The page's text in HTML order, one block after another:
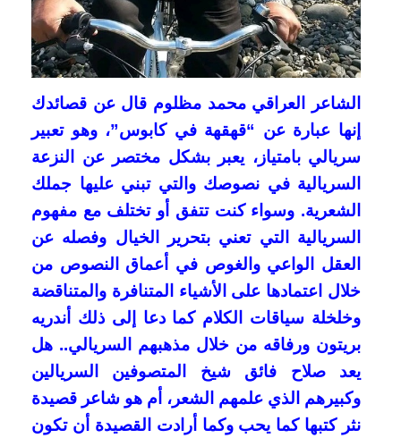
الشاعر العراقي محمد مظلوم قال عن قصائدك
إنها عبارة عن “قهقهة في كابوس”، وهو تعبير
سريالي بامتياز، يعبر بشكل مختصر عن النزعة
السريالية في نصوصك والتي تبني عليها جملك
الشعرية. وسواء كنت تتفق أو تختلف مع مفهوم
السريالية التي تعني بتحرير الخيال وفصله عن
العقل الواعي والغوص في أعماق النصوص من
خلال اعتمادها على الأشياء المتنافرة والمتناقضة
وخلخلة سياقات الكلام كما دعا إلى ذلك أندريه
بريتون ورفاقه من خلال مذهبهم السريالي.. هل
يعد صلاح فائق شيخ المتصوفين السريالين
وكبيرهم الذي علمهم الشعر، أم هو شاعر قصيدة
نثر كتبها كما يحب وكما أرادت القصيدة أن تكون